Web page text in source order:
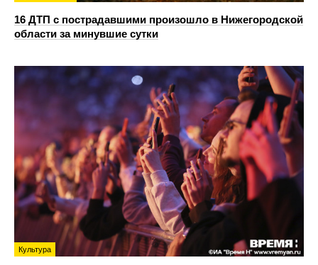
16 ДТП с пострадавшими произошло в Нижегородской
области за минувшие сутки
Культура